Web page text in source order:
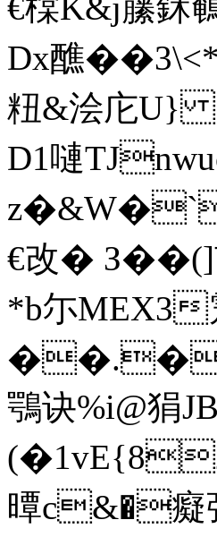
Dx醮
粈&浍庀U}
D1嗹
€改�
*b尓MEX3
鶚诀%i@狷
曋 c&�癡